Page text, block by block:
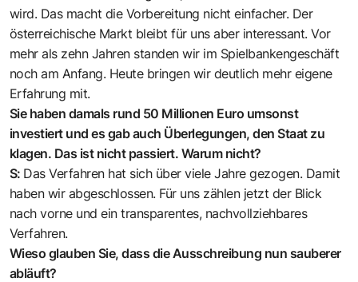
wird. Das macht die Vorbereitung nicht einfacher. Der
österreichische Markt bleibt für uns aber interessant. Vor
mehr als zehn Jahren standen wir im Spielbankengeschäft
noch am Anfang. Heute bringen wir deutlich mehr eigene
Erfahrung mit.
Sie haben damals rund 50 Millionen Euro umsonst
investiert und es gab auch Überlegungen, den Staat zu
klagen. Das ist nicht passiert. Warum nicht?
S: Das Verfahren hat sich über viele ­Jahre gezogen. Damit
haben wir abgeschlossen. Für uns zählen jetzt der Blick
nach vorne und ein transparentes, ­nachvollziehbares
Verfahren.
Wieso glauben Sie, dass die Ausschreibung nun sauberer
abläuft?